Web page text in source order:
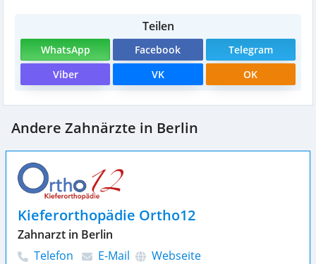
Teilen
WhatsApp Facebook
Telegram
Viber
VK OK
Andere Zahnärzte in Berlin
Kieferorthopädie Ortho12
Zahnarzt in Berlin
Telefon
E-Mail Webseite